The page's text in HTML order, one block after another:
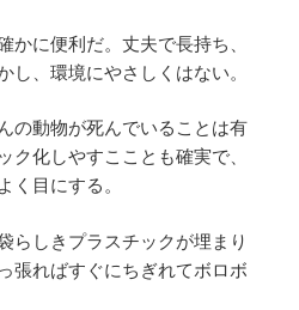
かに便利だ。丈夫で長持ち、
し、環境にやさしくはない。
の動物が死んでいることは有
ク化しやすこことも確実で、
く目にする。
らしきプラスチックが埋まり
張ればすぐにちぎれてボロボ